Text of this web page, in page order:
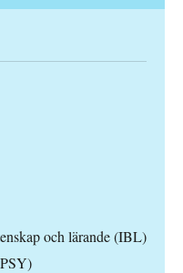
och lärande (IBL)